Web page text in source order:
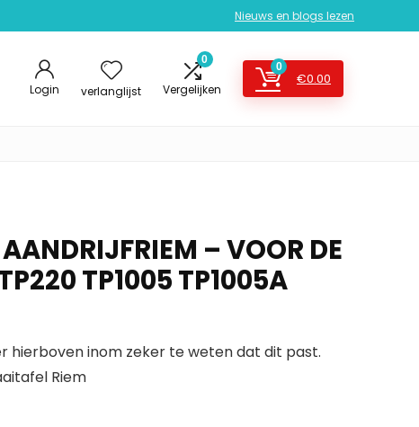
Nieuws en blogs lezen
Login verlanglijst
0
Vergelijken
0
€0.00
– VOOR DE
TP1005 TP1005A
hierboven inom zeker te weten dat dit past.
Riem